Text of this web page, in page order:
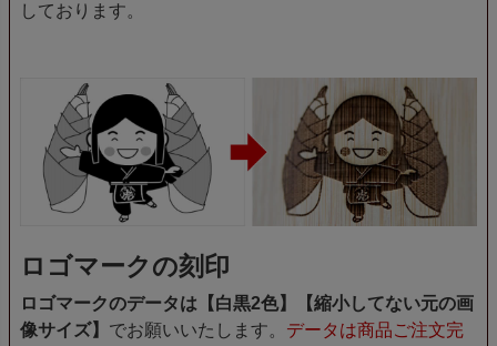
しております。
ロゴマークの刻印
ロゴマークのデータは【白黒2色】【縮小してない元の画
像サイズ】 でお願いいたします。 データは商品ご注文完